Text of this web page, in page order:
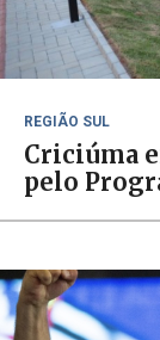
REGIÃO SUL
Criciúma
pelo